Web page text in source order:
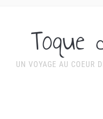
Toque
UN VOYAGE AU COEUR